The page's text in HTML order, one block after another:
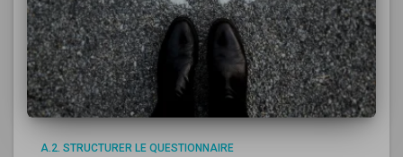
A.2. STRUCTURER LE QUESTIONNAIRE